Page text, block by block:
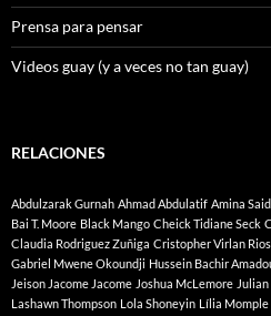
Prensa para pensar
Videos guay (y a veces no tan guay)
RELACIONES
Abdulzarak Gurnah Ahmad Abdulatif Amina Said
Bai T. Moore Black Mango Cheick Tidiane Seck
Claudia Rodriguez Zuñiga Cristopher Virlan Rios
Gabriel Mwene Okoundji Hussein Bachir
Jeison Jacome Jacome Joshua McLemore
Lashawn Thompson Lola Shoneyin Lília Momple